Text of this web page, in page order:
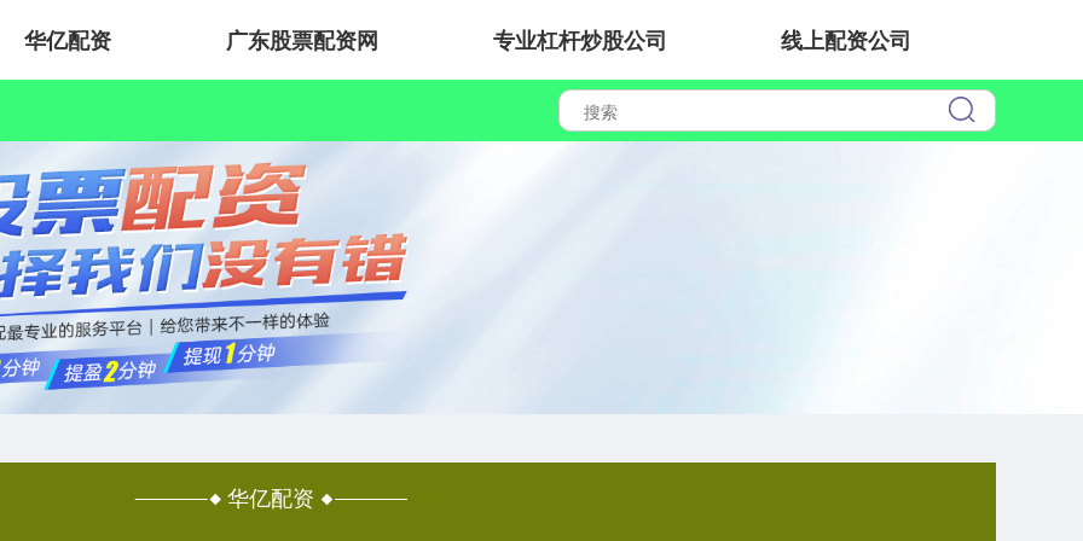
华亿配资 广东股票配资网 专业杠杆炒股公司 线上配资公司
华亿配资